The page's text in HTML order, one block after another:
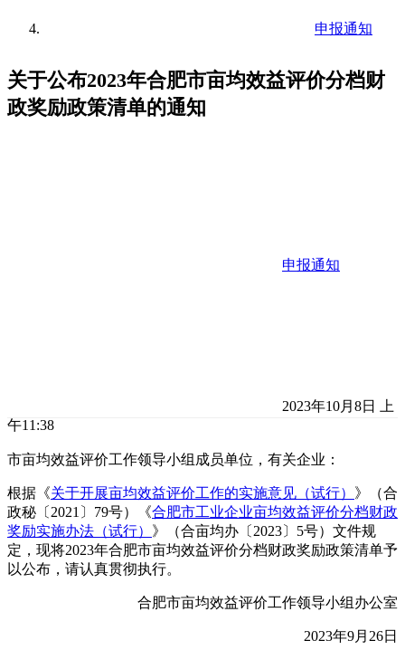
申报通知
关于公布2023年合肥市亩均效益评价分档财
政奖励政策清单的通知
申报通知
2023年10月8日 上
午11:38
市亩均效益评价工作领导小组成员单位，有关企业：
根据《关于开展亩均效益评价工作的实施意见（试行） 》（合
政秘〔2021〕79号）《合肥市工业企业亩均效益评价分档财政
奖励实施办法（试行） 》（合亩均办〔2023〕5号）文件规
定，现将2023年合肥市亩均效益评价分档财政奖励政策清单予
以公布，请认真贯彻执行。
合肥市亩均效益评价工作领导小组办公室
2023年9月26日